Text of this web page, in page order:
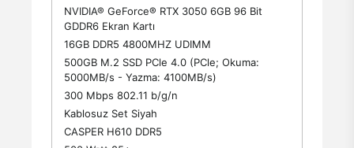
NVIDIA® GeForce® RTX 3050 6GB 96 Bit
GDDR6 Ekran Kartı
16GB DDR5 4800MHZ UDIMM
500GB M.2 SSD PCle 4.0 (PCle; Okuma:
5000MB/s - Yazma: 4100MB/s)
300 Mbps 802.11 b/g/n
Kablosuz Set Siyah
CASPER H610 DDR5